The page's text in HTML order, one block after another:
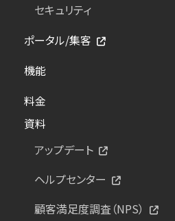
セキュリティ
ポータル/集客
機能
料金
資料
アップデート
ヘルプセンター
顧客満足度調査（NPS）